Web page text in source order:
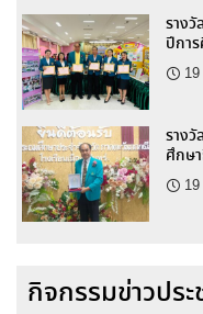
ราง
ปีกา
ราง
ศึกษ
กิจกรรมข่าวปร